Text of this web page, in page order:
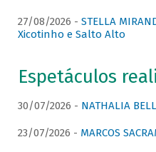
27/08/2026 - STELLA
Xicotinho e Salto Alto
Espetáculos
30/07/2026 - NATHALIA
23/07/2026 - MARCOS